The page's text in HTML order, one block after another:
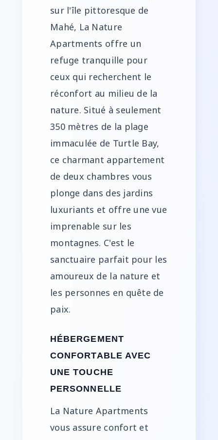
sur l'île pittoresque de
Mahé, La Nature
Apartments offre un
refuge tranquille pour
ceux qui recherchent le
réconfort au milieu de la
nature. Situé à seulement
350 mètres de la plage
immaculée de Turtle Bay,
ce charmant appartement
de deux chambres vous
plonge dans des jardins
luxuriants et offre une vue
imprenable sur les
montagnes. C'est le
sanctuaire parfait pour les
amoureux de la nature et
les personnes en quête de
paix.
HÉBERGEMENT
CONFORTABLE AVEC
UNE TOUCHE
PERSONNELLE
La Nature Apartments
vous assure confort et